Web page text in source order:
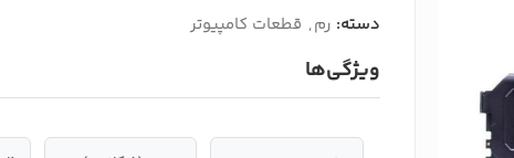
دسته: رم, قطعات کامپیوتر
ویژگی‌ها